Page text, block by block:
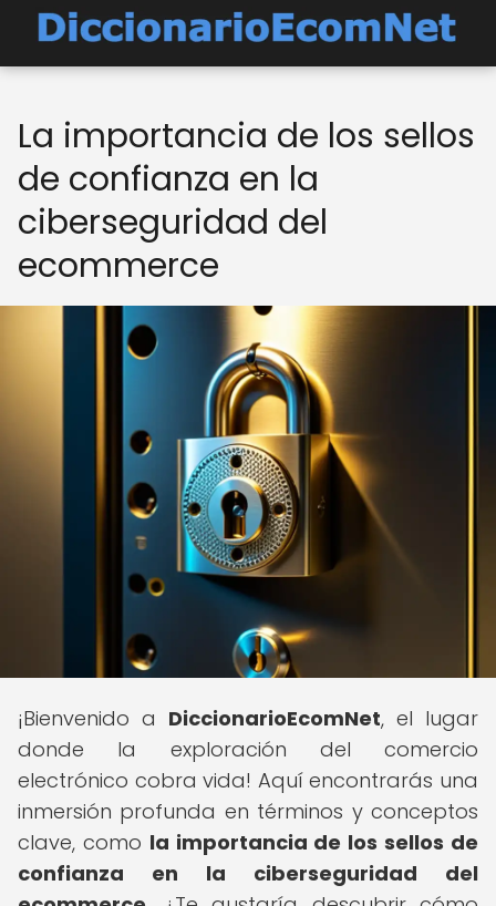
La importancia de los sellos
de confianza en la
ciberseguridad del
ecommerce
¡Bienvenido a DiccionarioEcomNet, el lugar
donde la exploración del comercio
electrónico cobra vida! Aquí encontrarás una
inmersión profunda en términos y conceptos
clave, como la importancia de los sellos de
confianza en la ciberseguridad del